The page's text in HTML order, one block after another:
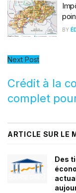
BY
Next Post
Crédit à la
complet
ARTICLE SUR LE
Des